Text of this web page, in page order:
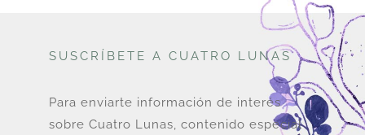
SUSCRÍBETE A CUATRO LUNAS
Para enviarte información de interés
sobre Cuatro Lunas, contenido especial